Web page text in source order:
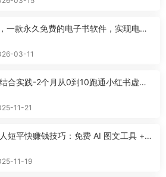
一款永久免费的电子书软件，实现电子
03-11
合实践-2个月从0到10跑通小红书虚拟
11-21
短平快赚钱技巧：免费 AI 图文工具 +
11-19